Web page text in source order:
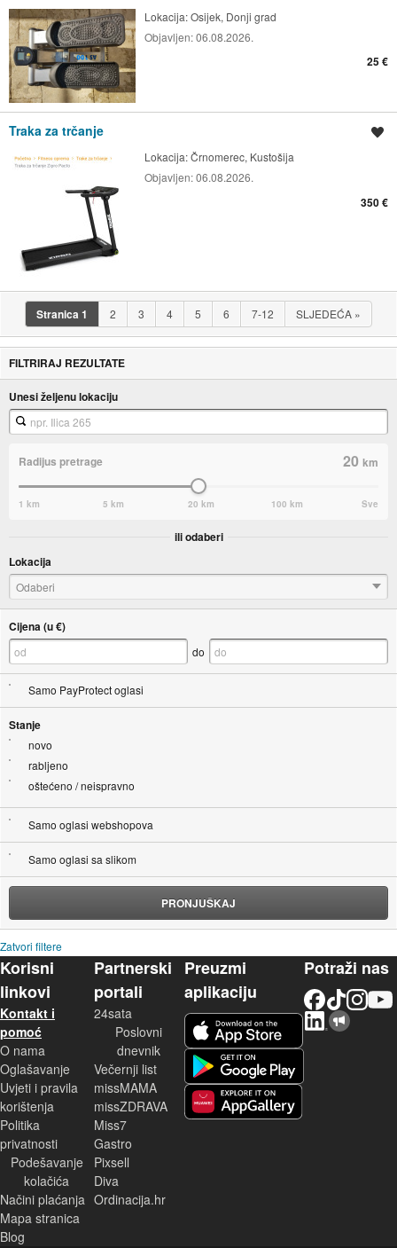
Lokacija:Osijek, Donji grad
Objavljen:06.08.2026.
25 €
Traka za trčanje
Lokacija:Črnomerec, Kustošija
Objavljen:06.08.2026.
350 €
Stranica1 2 3 4 5 6 7-12 SLJEDEĆA »
FILTRIRAJ REZULTATE
Unesi željenu lokaciju
Radijus pretrage 20km
1 km 5 km 20 km 100 km Sve
ili odaberi
Lokacija
Odaberi
Cijena (u €)
do
Samo PayProtect oglasi
Stanje
novo
rabljeno
oštećeno / neispravno
Samo oglasi webshopova
Samo oglasi sa slikom
PRONJUŠKAJ
Zatvori filtere
Korisni
linkovi
Kontakt i
pomoć
O nama
Oglašavanje
Uvjeti i pravila
korištenja
Politika
privatnosti
Podešavanje
kolačića
Načini plaćanja
Mapa stranica
Blog
Partnerski
portali
24sata
Poslovni
dnevnik
Večernji list
missMAMA
missZDRAVA
Miss7
Gastro
Pixsell
Diva
Ordinacija.hr
Preuzmi
aplikaciju
Potraži nas